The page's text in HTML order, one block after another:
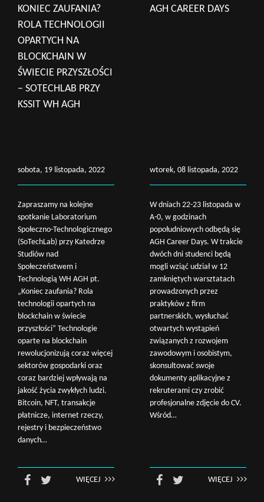
KONIEC ZAUFANIA?
ROLA TECHNOLOGII
OPARTYCH NA
BLOCKCHAIN W
ŚWIECIE PRZYSZŁOŚCI
– SOTECHLAB PRZY
KSSIT WH AGH
sobota, 19 listopada, 2022
Zapraszamy na kolejne
spotkanie Laboratorium
Społeczno-Technologicznego
(SoTechLab) przy Katedrze
Studiów nad
Społeczeństwem i
Technologią WH AGH pt.
„Koniec zaufania? Rola
technologii opartych na
blockchain w świecie
przyszłości” Technologie
oparte na blockchain
rewolucjonizują coraz więcej
sektorów gospodarki oraz
coraz bardziej wpływają na
jakość życia zwykłych ludzi.
Bitcoin, NFT, transakcje
płatnicze, internet rzeczy,
rejestry i bezpieczeństwo
danych…
WIĘCEJ
AGH CAREER DAYS
wtorek, 08 listopada, 2022
W dniach 22-23 listopada w
A-0, w godzinach
popołudniowych odbędą się
AGH Career Days. W trakcie
dwóch dni studenci będą
mogli wziąć udział w 12
zamkniętych warsztatach
prowadzonych przez
praktyków z firm
partnerskich, wysłuchać
otwartych wystąpień
związanych z rozwojem
zawodowym i osobistym,
skonsultować swoje
dokumenty aplikacyjne z
rekruterami czy zrobić
profesjonalne zdjęcie do CV.
Wśród…
WIĘCEJ